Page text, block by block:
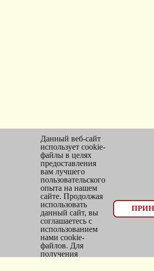
© 2026, оптовый отдел Мир трикотажа
bms_opt@mail.ru
Тел: 8(383)300-10-20
Адрес: г.Новосибирск,
Данный веб-сайт
использует cookie-
файлы в целях
предоставления
вам лучшего
пользовательского
опыта на нашем
сайте. Продолжая
использовать
данный сайт, вы
соглашаетесь с
использованием
нами cookie-
файлов. Для
получения